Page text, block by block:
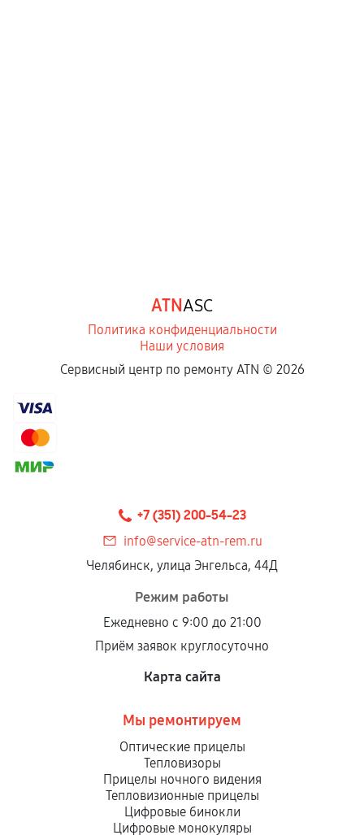
ATNASC
Политика конфиденциальности
Наши условия
Сервисный центр по ремонту ATN © 2026
+7 (351) 200-54-23
info@service-atn-rem.ru
Челябинск, улица Энгельса, 44Д
Режим работы
Ежедневно с 9:00 до 21:00
Приём заявок круглосуточно
Карта сайта
Мы ремонтируем
Оптические прицелы
Тепловизоры
Прицелы ночного видения
Тепловизионные прицелы
Цифровые бинокли
Цифровые монокуляры